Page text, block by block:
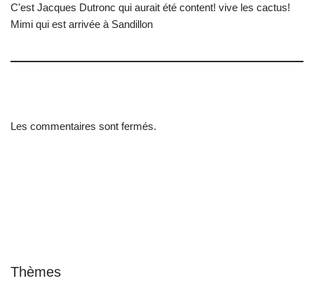
C'est Jacques Dutronc qui aurait été content! vive les cactus!
Mimi qui est arrivée à Sandillon
Les commentaires sont fermés.
Thèmes